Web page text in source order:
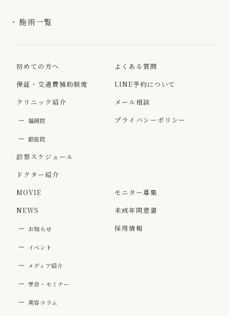
施術一覧
初めての方へ
保証・交通費補助制度
クリニック紹介
福岡院
銀座院
診察スケジュール
ドクター紹介
MOVIE
NEWS
お知らせ
イベント
メディア紹介
学会・セミナー
美容コラム
よくある質問
LINE予約について
メール相談
プライバシーポリシー
モニター募集
未成年同意書
採用情報